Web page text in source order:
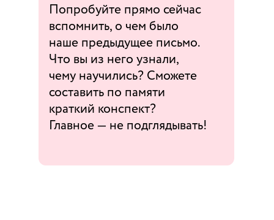
Попробуйте прямо сейчас
вспомнить, о чем было
наше предыдущее письмо.
Что вы из него узнали,
чему научились? Сможете
составить по памяти
краткий конспект?
Главное — не подглядывать!